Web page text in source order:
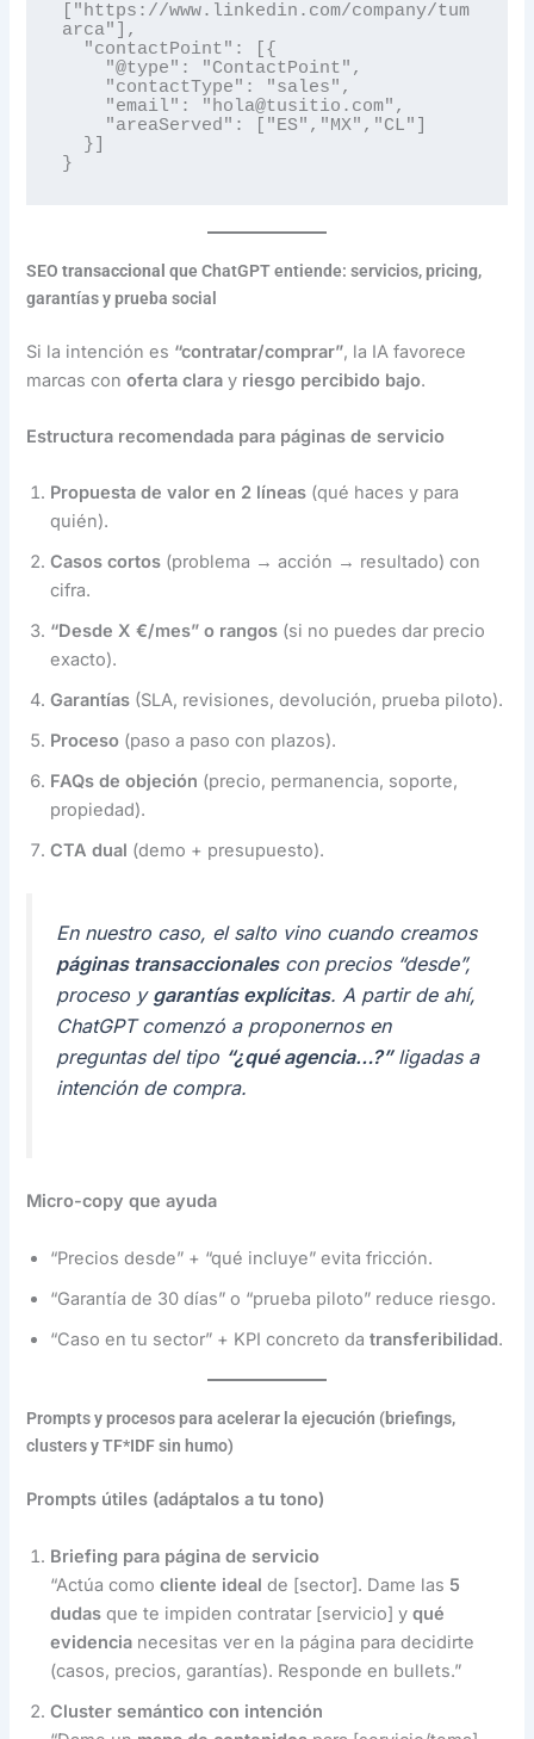
["https://www.linkedin.com/company/tum
arca"],
SEOtransaccional que ChatGPT entiende: servicios, pricing,
garantías y prueba social
Si la intención es “contratar/comprar”, la IA favorece
marcas conoferta clara y riesgo percibido bajo.
Estructura recomendada para páginas de servicio
Propuesta de valor en 2 líneas (qué haces y para
quién).
Casos cortos (problema → acción → resultado) con
cifra.
“Desde X €/mes” o rangos (si no puedes dar precio
exacto).
Garantías (SLA, revisiones, devolución, prueba piloto).
Proceso (paso a paso con plazos).
FAQs de objeción (precio, permanencia, soporte,
propiedad).
CTA dual (demo + presupuesto).
En nuestro caso, el salto vino cuando creamos
páginas transaccionalescon precios “desde”,
proceso y garantías explícitas. A partir de ahí,
ChatGPT comenzó a proponernos en
preguntas del tipo “¿qué agencia…?”ligadas a
intención de compra.
Micro-copy que ayuda
“Precios desde” + “qué incluye” evita fricción.
“Garantía de 30 días” o “prueba piloto” reduce riesgo.
“Caso en tu sector” + KPI concreto datransferibilidad.
Prompts y procesos para acelerar la ejecución (briefings,
clusters y TF*IDF sin humo)
Prompts útiles (adáptalos a tu tono)
Briefing para página de servicio
“Actúa comocliente ideal de [sector]. Dame las 5
dudas que te impiden contratar [servicio] yqué
evidencia necesitas ver en la página para decidirte
(casos, precios, garantías). Responde en bullets.”
Cluster semántico con intención